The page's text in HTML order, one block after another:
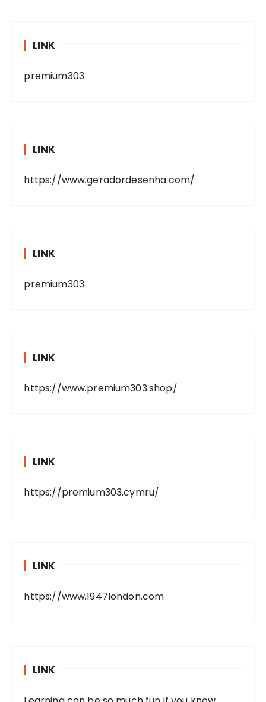
LINK
premium303
LINK
https://www.geradordesenha.com/
LINK
premium303
LINK
https://www.premium303.shop/
LINK
https://premium303.cymru/
LINK
https://www.1947london.com
LINK